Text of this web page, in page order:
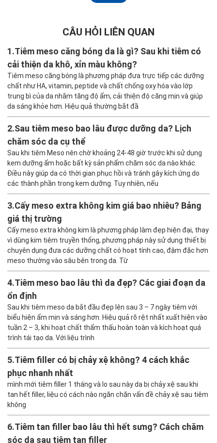
CÂU HỎI LIÊN QUAN
1.Tiêm meso căng bóng da là gì? Sau khi tiêm có
cải thiện da khô, xỉn màu không?
Tiêm meso căng bóng là phương pháp đưa trực tiếp các dưỡng
chất như HA, vitamin, peptide và chất chống oxy hóa vào lớp
trung bì của da nhằm tăng độ ẩm, cải thiện độ căng mịn và giúp
da sáng khỏe hơn. Hiệu quả thường bắt đầ
2.Sau tiêm meso bao lâu được dưỡng da? Lịch
chăm sóc da cụ thể
Sau khi tiêm Meso nên chờ khoảng 24-48 giờ trước khi sử dụng
kem dưỡng ẩm hoặc bất kỳ sản phẩm chăm sóc da nào khác.
Điều này giúp da có thời gian phục hồi và tránh gây kích ứng do
các thành phần trong kem dưỡng. Tuy nhiên, nếu
3.Cấy meso extra không kim giá bao nhiêu? Bảng
giá thị trường
Cấy meso extra không kim là phương pháp làm đẹp hiện đại, thay
vì dùng kim tiêm truyền thống, phương pháp này sử dụng thiết bị
chuyên dụng đưa các dưỡng chất có hoạt tính cao, đậm đặc hơn
meso thường vào sâu bên trong da. Từ
4.Tiêm meso bao lâu thì da đẹp? Các giai đoạn da
ổn định
Sau khi tiêm meso da bắt đầu đẹp lên sau 3 – 7 ngày tiêm với
biểu hiện ẩm mịn và sáng hơn. Hiệu quả rõ rệt nhất xuất hiện vào
tuần 2 – 3, khi hoạt chất thẩm thấu hoàn toàn và kích hoạt quá
trình tái tạo da. Với liệu trình
5.Tiêm filler có bị chảy xệ không? 4 cách khắc
phục nhanh nhất
mình mới tiêm filler 1 tháng và lo sau này da bị chảy xệ sau khi
tan hết filler, liệu có cách nào ngăn chặn vấn đề chảy xệ sau tiêm
không
6.Tiêm tan filler bao lâu thì hết sưng? Cách chăm
sóc da sau tiêm tan filler